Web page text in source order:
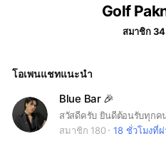
Golf
สมาชิก 34
โอเพนแชทแนะนำ
Blue Bar 🎉
สวัสดีครับ ยินดีต้อนรับทุกค
สมาชิก 180
18 ชั่วโมงที่